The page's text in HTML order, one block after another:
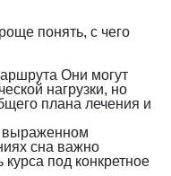
понять, с чего
Они могут
нагрузки, но
плана лечения и
сна важно
курса под конкретное